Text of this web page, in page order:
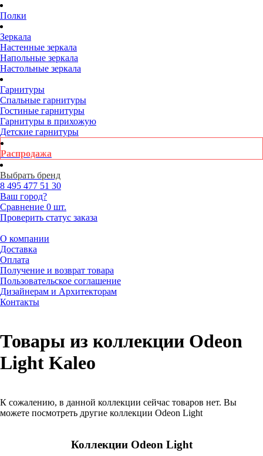
Полки
Зеркала
Настенные зеркала
Напольные зеркала
Настольные зеркала
Гарнитуры
Спальные гарнитуры
Гостиные гарнитуры
Гарнитуры в прихожую
Детские гарнитуры
Распродажа
Выбрать бренд
8 495 477 51 30
Ваш город?
Сравнение 0 шт.
Проверить статус заказа
О компании
Доставка
Оплата
Получение и возврат товара
Пользовательское соглашение
Дизайнерам и Архитекторам
Контакты
Товары из коллекции Odeon
Light Kaleo
К сожалению, в данной коллекции сейчас товаров нет. Вы
можете посмотреть другие коллекции Odeon Light
Коллекции Odeon Light